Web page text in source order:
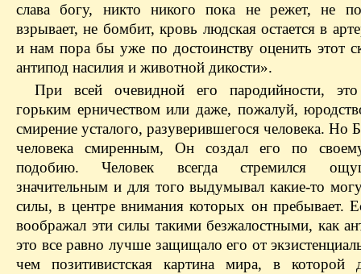
слава богу, никто никого пока не режет, не
взрывает, не бомбит, кровь людская остается в
и нам пора бы уже по достоинству оценить этот
антипод насилия и животной дикости».
При всей очевидной его пародийности,
горьким ерничеством или даже, пожалуй,
смирение усталого, разуверившегося человека. Но
человека смиренным, Он создал его по
подобию. Человек всегда стремился
значительным и для того выдумывал какие-то
силы, в центре внимания которых он пребывает.
воображал эти силы такими безжалостными, как
это все равно лучше защищало его от
чем позитивистская картина мира, в которой